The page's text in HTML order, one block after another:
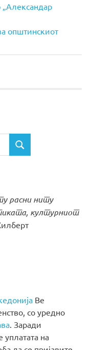
општинскиот
SEARCH
расни ниту
културниот
Ве
со уредно
. Заради
уплатата на